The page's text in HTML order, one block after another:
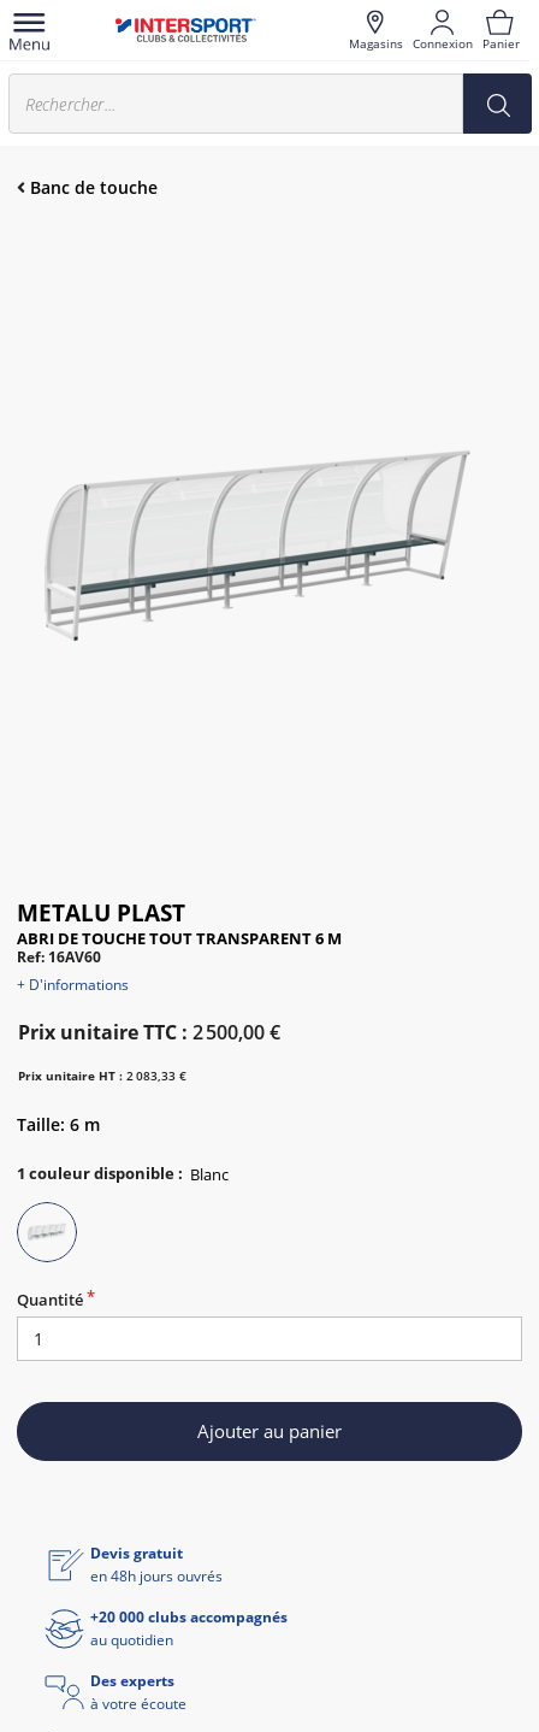
Magasins Connexion Panier
Banc de touche
METALU PLAST
ABRI DE TOUCHE TOUT TRANSPARENT 6 M
Ref: 16AV60
+ D'informations
Prix unitaire TTC : 2 500,00 €
Prix unitaire HT : 2 083,33 €
Taille: 6 m
1 couleur disponible:
Quantité
Ajouter au panier
Devis gratuit
en 48h jours ouvrés
+20 000 clubs accompagnés
au quotidien
Des experts
à votre écoute